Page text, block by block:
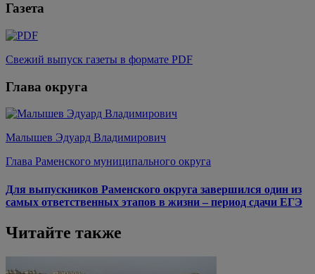
Газета
Свежий выпуск газеты в формате PDF
Глава округа
Малышев Эдуард Владимирович
Глава Раменского муниципального округа
Для выпускников Раменского округа завершился один из
самых ответственных этапов в жизни – период сдачи ЕГЭ
Читайте также